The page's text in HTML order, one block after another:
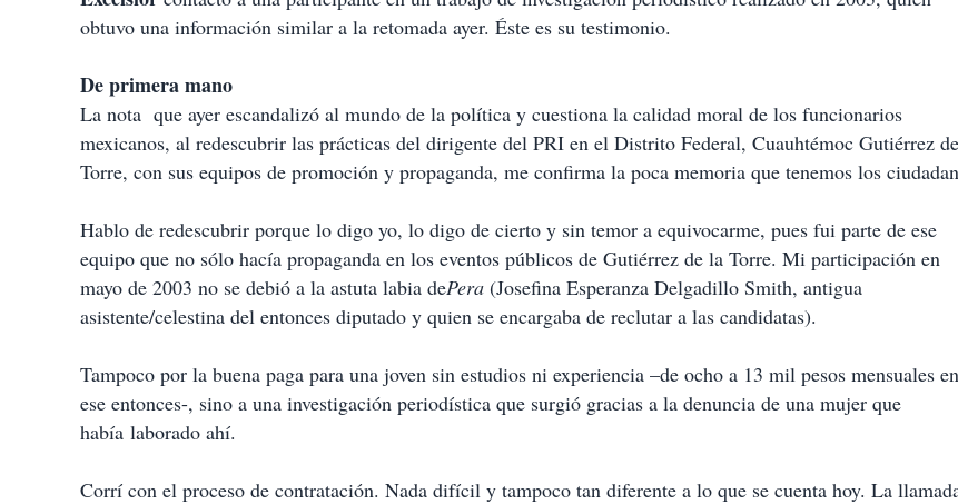
obtuvo una información similar a la retomada ayer. Éste es su testimonio.
De primera mano
La nota que ayer escandalizó al mundo de la política y cuestiona la calidad moral de los funcionarios
mexicanos, al redescubrir las prácticas del dirigente del PRI en el Distrito Federal, Cuauhtémoc Gutiérrez
Torre, con sus equipos de promoción y propaganda, me confirma la poca memoria que tenemos los
Hablo de redescubrir porque lo digo yo, lo digo de cierto y sin temor a equivocarme, pues fui parte de ese
equipo que no sólo hacía propaganda en los eventos públicos de Gutiérrez de la Torre. Mi participación en
mayo de 2003 no se debió a la astuta labia dePera (Josefina Esperanza Delgadillo Smith, antigua
asistente/celestina del entonces diputado y quien se encargaba de reclutar a las candidatas).
Tampoco por la buena paga para una joven sin estudios ni experiencia –de ocho a 13 mil pesos mensuales en
ese entonces-, sino a una investigación periodística que surgió gracias a la denuncia de una mujer que
había laborado ahí.
Corrí con el proceso de contratación. Nada difícil y tampoco tan diferente a lo que se cuenta hoy. La